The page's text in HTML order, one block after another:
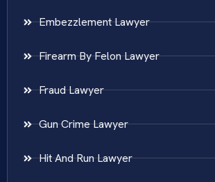
Embezzlement Lawyer
Firearm By Felon Lawyer
Fraud Lawyer
Gun Crime Lawyer
Hit And Run Lawyer